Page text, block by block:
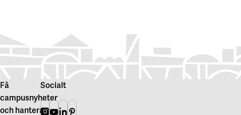
Få
campusnyheter
och hantera
Socialt
Instagram
Youtube
Linkedin
Pinterest